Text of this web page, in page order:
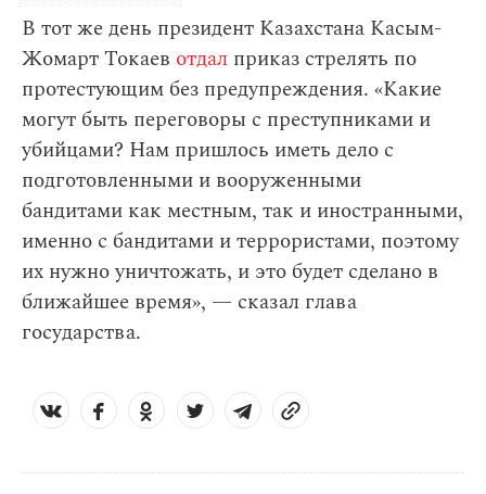
В тот же день президент Казахстана Касым-
Жомарт Токаев отдал приказ стрелять по
протестующим без предупреждения. «Какие
могут быть переговоры с преступниками и
убийцами? Нам пришлось иметь дело с
подготовленными и вооруженными
бандитами как местным, так и иностранными,
именно с бандитами и террористами, поэтому
их нужно уничтожать, и это будет сделано в
ближайшее время», — сказал глава
государства.